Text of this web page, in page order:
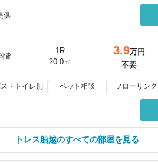
供
階
1R
20.0㎡
3.9万円
不要
・トイレ別 ペット相談 フローリング
トレス船越のすべての部屋を見る